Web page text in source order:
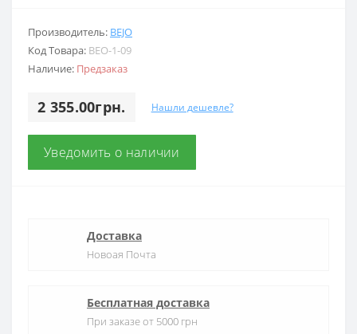
Производитель: BEJO
Код Товара: BEO-1-09
Наличие: Предзаказ
2 355.00грн. Нашли дешевле?
Уведомить о наличии
Доставка
Новоая Почта
Бесплатная доставка
При заказе от 5000 грн